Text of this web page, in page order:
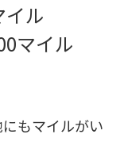
ル
マイル
もマイルがい